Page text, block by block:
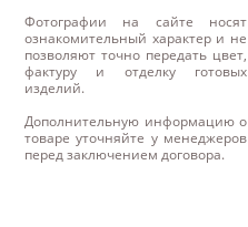
Фотографии на сайте носят
ознакомительный характер и не
позволяют точно передать цвет,
фактуру и отделку готовых
изделий.
Дополнительную информацию о
товаре уточняйте у менеджеров
перед заключением договора.